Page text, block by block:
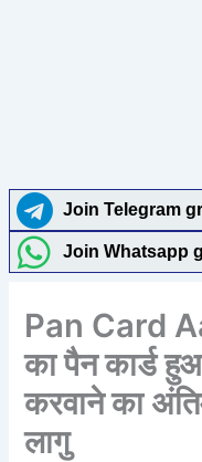
Join Telegram
Join Whatsapp
Pan Card
का पैन कार्ड
करवाने का
लागु